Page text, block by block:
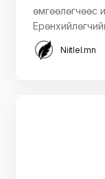
өмгөөлөгчөөс
Niitlel.mn